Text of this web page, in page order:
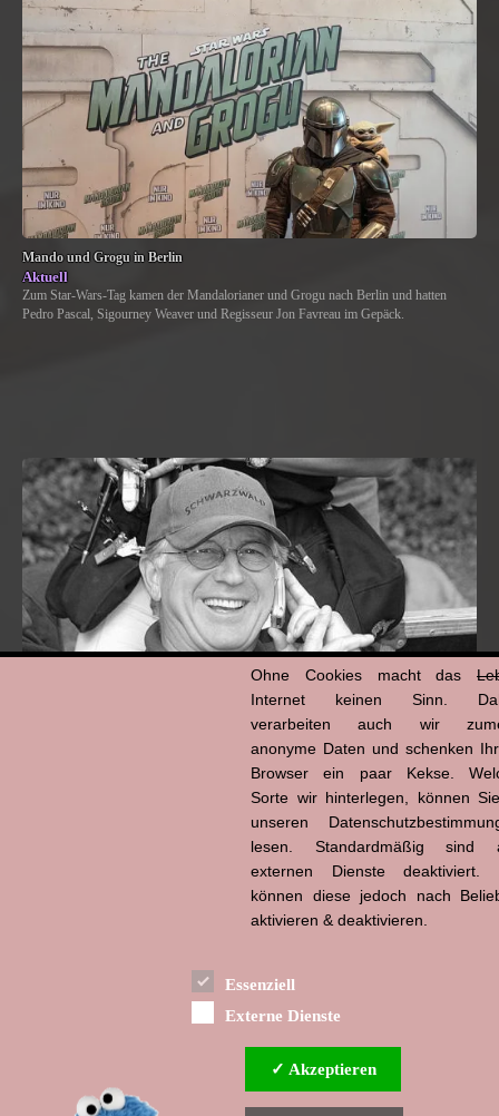
Mando und Grogu in Berlin
Aktuell
Zum Star-Wars-Tag kamen der Mandalorianer und Grogu nach Berlin und hatten
Pedro Pascal, Sigourney Weaver und Regisseur Jon Favreau im Gepäck.
Ohne Cookies macht das
Internet keinen Sinn.
verarbeiten auch wir
anonyme Daten und schenken
Browser ein paar Kekse.
Sorte wir hinterlegen, können
unseren
lesen. Standardmäßig sind
externen Dienste deaktiviert.
können diese jedoch nach
aktivieren & deaktivieren.
Essenziell
Externe Dienste
✓ Akzeptieren